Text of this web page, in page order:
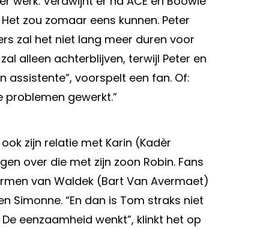
zou zomaar eens kunnen. Peter
zal het niet lang meer duren voor
alleen achterblijven, terwijl Peter en
assistente”, voorspelt een fan. Of:
problemen gewerkt.”
zijn relatie met Karin (Kadèr
over die met zijn zoon Robin. Fans
van Waldek (Bart Van Avermaet)
Simonne. “En dan is Tom straks niet
eenzaamheid wenkt”, klinkt het op